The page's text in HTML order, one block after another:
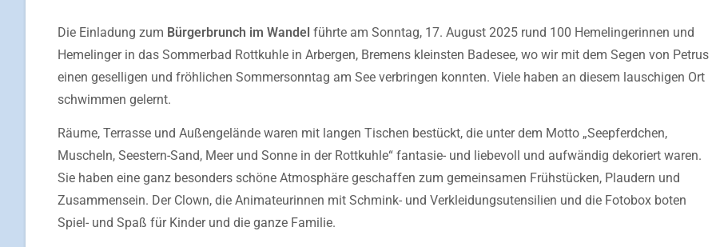
Die Einladung zum Bürgerbrunch im Wandel führte am Sonntag, 17. August 2025 rund 100 Hemelingerinnen und
Hemelinger in das Sommerbad Rottkuhle in Arbergen, Bremens kleinsten Badesee, wo wir mit dem Segen von Petrus
einen geselligen und fröhlichen Sommersonntag am See verbringen konnten. Viele haben an diesem lauschigen Ort
schwimmen gelernt.
Räume, Terrasse und Außengelände waren mit langen Tischen bestückt, die unter dem Motto „Seepferdchen,
Muscheln, Seestern-Sand, Meer und Sonne in der Rottkuhle“ fantasie- und liebevoll und aufwändig dekoriert waren.
Sie haben eine ganz besonders schöne Atmosphäre geschaffen zum gemeinsamen Frühstücken, Plaudern und
Zusammensein. Der Clown, die Animateurinnen mit Schmink- und Verkleidungsutensilien und die Fotobox boten
Spiel- und Spaß für Kinder und die ganze Familie.